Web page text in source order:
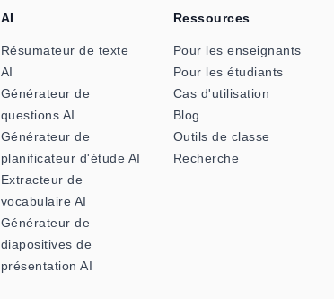
AI
Résumateur de texte
AI
Générateur de
questions AI
Générateur de
planificateur d'étude AI
Extracteur de
vocabulaire AI
Générateur de
diapositives de
présentation AI
Ressources
Pour les enseignants
Pour les étudiants
Cas d'utilisation
Blog
Outils de classe
Recherche